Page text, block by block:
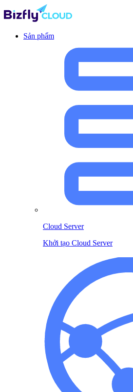
Sản phẩm
Cloud Server
Khởi tạo Cloud Server